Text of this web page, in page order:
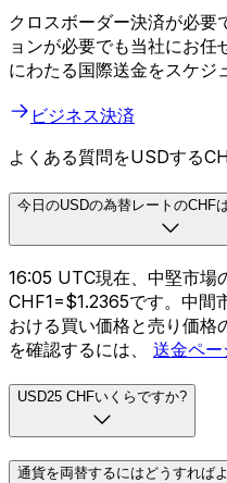
クロスボーダー決済が必要
ョンが必要でも当社にお
にわたる国際送金をスケジ
ビジネス決済
よくある質問をUSDする
今日のUSDの為替レートのCHF
16:05 UTC現在、中堅市場
CHF1=$1.2365です。中間
おける買い価格と売り価格
を確認するには、 送金ペー
USD25 CHFいくらですか?
通貨を両替するにはどうすれば